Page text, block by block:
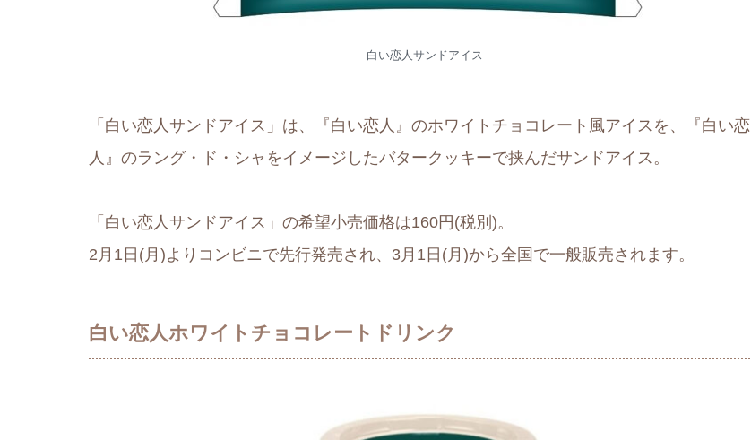
白い恋人サンドアイス
「白い恋人サンドアイス」は、『白い恋人』のホワイトチョコレート風アイスを、『白い恋
人』のラング・ド・シャをイメージしたバタークッキーで挟んだサンドアイス。
「白い恋人サンドアイス」の希望小売価格は160円(税別)。
2月1日(月)よりコンビニで先行発売され、3月1日(月)から全国で一般販売されます。
白い恋人ホワイトチョコレートドリンク